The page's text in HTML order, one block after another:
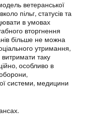
ветеранської
пільг, статусів та
в умовах
вторгнення
більше не можна
утримання,
таку
особливо в
системи, медицини